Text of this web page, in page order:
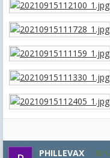
PHILLEVAX